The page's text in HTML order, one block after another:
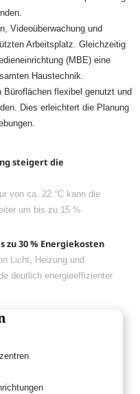
Videoüberwachung und
Arbeitsplatz. Gleichzeitig
(MBE) eine
Haustechnik.
Büroflächen flexibel genutzt und
Dies erleichtert die Planung
steigert die
von ca. 22 °C kann die
um bis zu 15 %
zu 30 % Energiekosten
Licht, Heizung und
deutlich energieeffizienter